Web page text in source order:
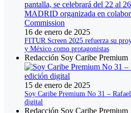
16 de enero de 2025
FITUR Screen 2025 refuerza su
y México como protagonistas
Redacción Soy Caribe Premium
15 de enero de 2025
Soy Caribe Premium No 31 –
digital
Redacción Soy Caribe Premium